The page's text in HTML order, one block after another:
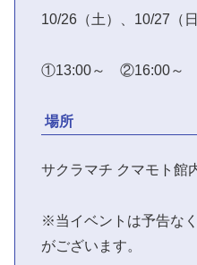
10/26（土）、10/27（日
①13:00～ ②16:00～
場所
サクラマチ クマモト館
※当イベントは予告な
がございます。